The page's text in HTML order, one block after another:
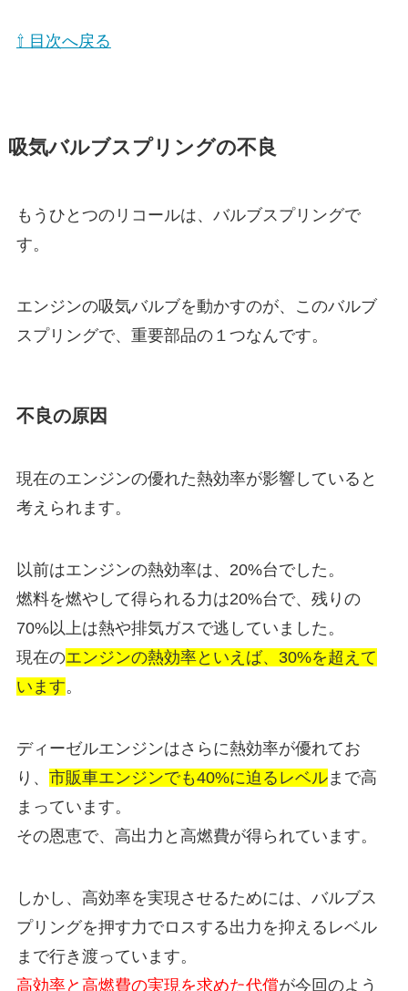
⇧ 目次へ戻る
吸気バルブスプリングの不良
もうひとつのリコールは、バルブスプリングで
す。
エンジンの吸気バルブを動かすのが、このバルブ
スプリングで、重要部品の１つなんです。
不良の原因
現在のエンジンの優れた熱効率が影響していると
考えられます。
以前はエンジンの熱効率は、20%台でした。
燃料を燃やして得られる力は20%台で、残りの
70%以上は熱や排気ガスで逃していました。
現在のエンジンの熱効率といえば、30%を超えて
います。
ディーゼルエンジンはさらに熱効率が優れてお
り、 市販車エンジンでも40%に迫るレベルまで高
まっています。
その恩恵で、高出力と高燃費が得られています。
しかし、高効率を実現させるためには、バルブス
プリングを押す力でロスする出力を抑えるレベル
まで行き渡っています。
高効率と高燃費の実現を求めた代償が今回のよう